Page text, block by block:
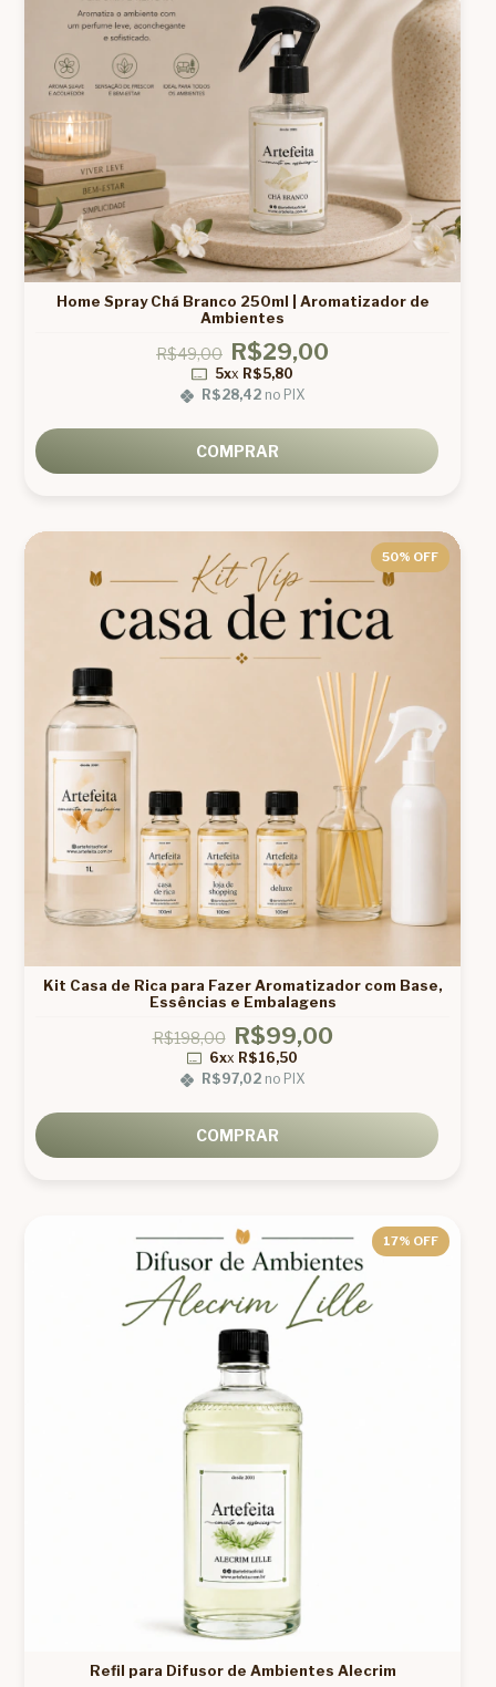
Home Spray Chá Branco 250ml | Aromatizador de
Ambientes
R$49,00 R$29,00
5xx R$5,80
R$28,42 no PIX
COMPRAR
50% OFF
Kit Casa de Rica para Fazer Aromatizador com Base,
Essências e Embalagens
R$198,00 R$99,00
6xx R$16,50
R$97,02 no PIX
COMPRAR
17% OFF
Refil para Difusor de Ambientes Alecrim